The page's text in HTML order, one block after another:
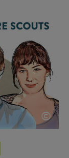
©